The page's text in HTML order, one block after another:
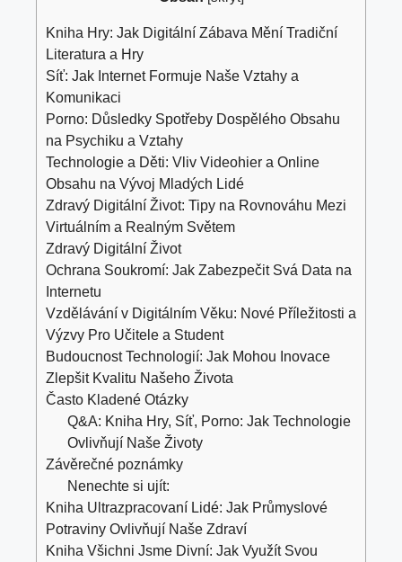
Kniha‍ Hry:‍ Jak Digitální Zábava⁤ Mění⁤ Tradiční
Literatura⁣ a Hry
Síť:‌ Jak Internet Formuje Naše ‍Vztahy‌ a
Komunikaci
Porno: ⁤Důsledky Spotřeby Dospělého Obsahu
na Psychiku a Vztahy
Technologie ‌a Děti: Vliv Videohier a Online
Obsahu na Vývoj Mladých Lidé
Zdravý Digitální ⁤Život: ⁢Tipy ​na Rovnováhu Mezi
Virtuálním a Realným Světem
Zdravý Digitální Život
Ochrana Soukromí: Jak Zabezpečit Svá Data na
Internetu
Vzdělávání v Digitálním Věku: Nové ‍Příležitosti a
‌Výzvy Pro ⁣Učitele ⁣a Student
Budoucnost Technologií:⁢ Jak Mohou ‌Inovace ​
Zlepšit Kvalitu Našeho Života
Často Kladené Otázky
Q&A: ​Kniha Hry,​ Síť,⁢ Porno: Jak Technologie
Ovlivňují⁢ Naše ‍Životy
Závěrečné poznámky
Nenechte si ujít:
Kniha Ultrazpracovaní Lidé: Jak Průmyslové
Potraviny Ovlivňují Naše Zdraví
Kniha Všichni Jsme Divní: Jak Využít Svou